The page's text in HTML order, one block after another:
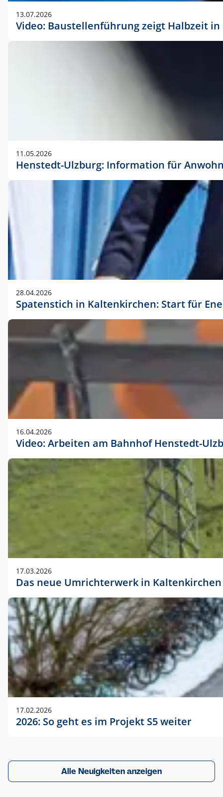
13.07.2026
Video: Baustellenführung zeigt Halbzeit
11.05.2026
Henstedt-Ulzburg: Information für
28.04.2026
Spatenstich in Kaltenkirchen: Start für
16.04.2026
Video: Arbeiten am Bahnhof Henstedt-
17.03.2026
Das neue Umrichterwerk in Kaltenkirchen
17.02.2026
2026: So geht es im Projekt S5 weiter
Alle Neuigkeiten anzeigen